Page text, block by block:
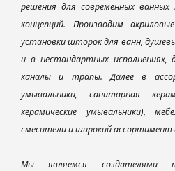
решения для современных
концепций. Производим
установки шторок для ванн,
и в нестандартных исполнениях,
каналы и трапы. Далее в
умывальники, санитарная
керамические умывальники),
смесители и широкий ассортимент
Мы являемся создателями